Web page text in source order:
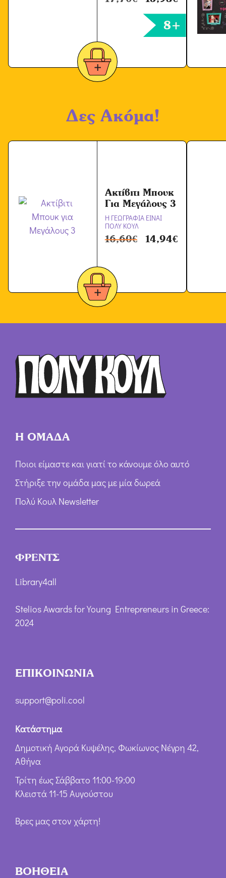
8+
Δες Ακόμα!
Ακτίβιτι Μπουκ
Για Μεγάλους 3
Η ΓΕΩΓΡΑΦΙΑ ΕΙΝΑΙ
ΠΟΛΥ ΚΟΥΛ
16,60€ 14,94€
Η ΟΜΑΔΑ
Ποιοι είμαστε και γιατί το κάνουμε όλο αυτό
Στήριξε την ομάδα μας με μία δωρεά
Πολύ Κουλ Newsletter
ΦΡΕΝΤΣ
Library4all
Stelios Awards for Young Entrepreneurs in Greece:
2024
ΕΠΙΚΟΙΝΩΝΙΑ
support@poli.cool
Κατάστημα
Δημοτική Αγορά Κυψέλης, Φωκίωνος Νέγρη 42,
Αθήνα
Τρίτη έως Σάββατο 11:00-19:00
Κλειστά 11-15 Αυγούστου
Βρες μας στον χάρτη!
ΒΟΗΘΕΙΑ